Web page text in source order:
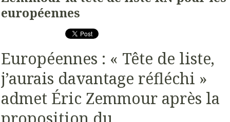
européennes
Européennes : « Tête de liste,
j’aurais davantage réfléchi »
admet Éric Zemmour après la